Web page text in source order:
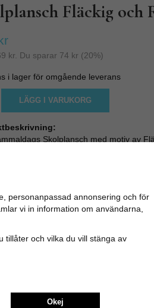
Fläckig och
kr. Du sparar 74 kr (20%)
i lager för omgående leverans
LÄGG I VARUKORG
Skolplansch med motiv av
som ger en nostalgisk känsla i kök
på kartong med metallhörn. Metallkrok
Litografiska AB 1948",
Bredd: 96 cm x Höjd: 72,5 cm
det är vintage kan visst brukslitage
personanpassad annonsering och för
vi in information om användarna,
tillåter och vilka du vill stänga av
Okej